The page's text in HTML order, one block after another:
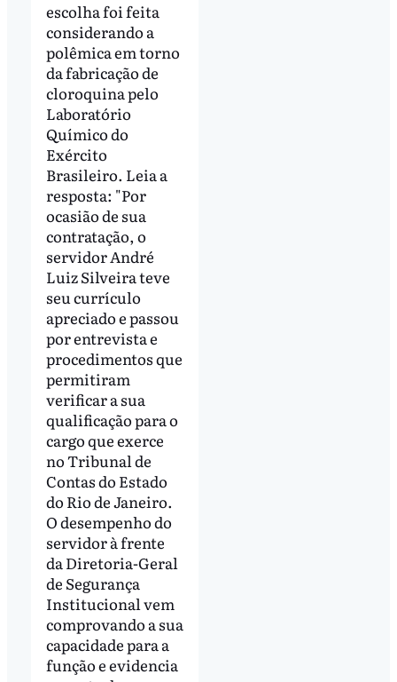
escolha foi feita
considerando a
polêmica em torno
da fabricação de
cloroquina pelo
Laboratório
Químico do
Exército
Brasileiro. Leia a
resposta: "Por
ocasião de sua
contratação, o
servidor André
Luiz Silveira teve
seu currículo
apreciado e passou
por entrevista e
procedimentos que
permitiram
verificar a sua
qualificação para o
cargo que exerce
no Tribunal de
Contas do Estado
do Rio de Janeiro.
O desempenho do
servidor à frente
da Diretoria-Geral
de Segurança
Institucional vem
comprovando a sua
capacidade para a
função e evidencia